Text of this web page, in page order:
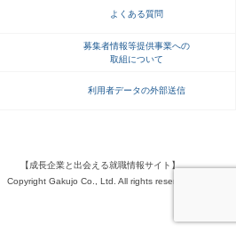
よくある質問
募集者情報等提供事業への
取組について
利用者データの外部送信
【成長企業と出会える就職情報サイト】
Copyright Gakujo Co., Ltd. All rights reserved.